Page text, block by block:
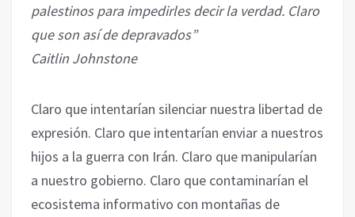
palestinos para impedirles decir la verdad. Claro
que son así de depravados”
Caitlin Johnstone
Claro que intentarían silenciar nuestra libertad de
expresión. Claro que intentarían enviar a nuestros
hijos a la guerra con Irán. Claro que manipularían
a nuestro gobierno. Claro que contaminarían el
ecosistema informativo con montañas de